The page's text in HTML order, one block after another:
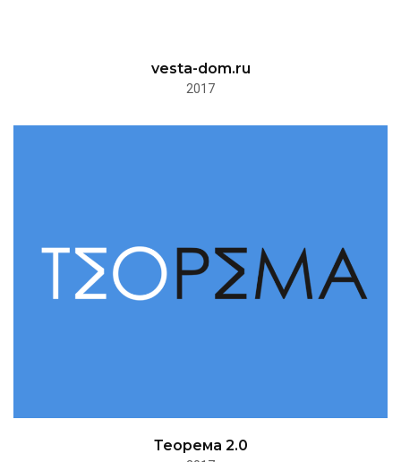
vesta-dom.ru
2017
Теорема 2.0